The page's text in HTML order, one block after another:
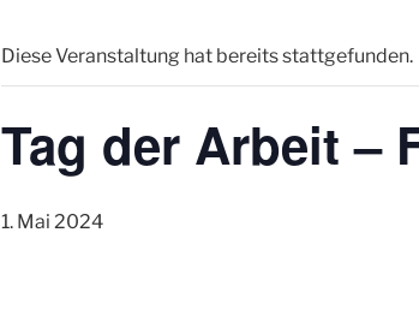
Diese Veranstaltung hat bereits stattgefunden.
Tag der Arbeit –
1. Mai 2024